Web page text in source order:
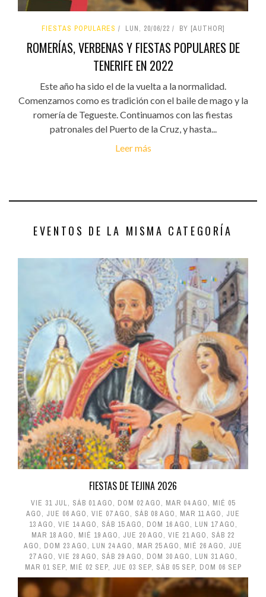
FIESTAS POPULARES LUN, 20/06/22 BY [AUTHOR]
ROMERÍAS, VERBENAS Y FIESTAS POPULARES DE
TENERIFE EN 2022
Este año ha sido el de la vuelta a la normalidad.
Comenzamos como es tradición con el baile de mago y la
romería de Tegueste. Continuamos con las fiestas
patronales del Puerto de la Cruz, y hasta...
Leer más
EVENTOS DE LA MISMA CATEGORÍA
FIESTAS DE TEJINA 2026
VIE 31 JUL, SÁB 01 AGO, DOM 02 AGO, MAR 04 AGO, MIÉ 05
AGO, JUE 06 AGO, VIE 07 AGO, SÁB 08 AGO, MAR 11 AGO, JUE
13 AGO, VIE 14 AGO, SÁB 15 AGO, DOM 16 AGO, LUN 17 AGO,
MAR 18 AGO, MIÉ 19 AGO, JUE 20 AGO, VIE 21 AGO, SÁB 22
AGO, DOM 23 AGO, LUN 24 AGO, MAR 25 AGO, MIÉ 26 AGO, JUE
27 AGO, VIE 28 AGO, SÁB 29 AGO, DOM 30 AGO, LUN 31 AGO,
MAR 01 SEP, MIÉ 02 SEP, JUE 03 SEP, SÁB 05 SEP, DOM 06 SEP